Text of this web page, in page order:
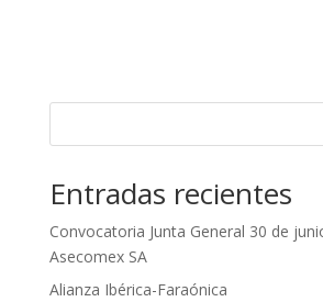
Entradas recientes
Convocatoria Junta General 30 de
Asecomex SA
Alianza Ibérica-Faraónica